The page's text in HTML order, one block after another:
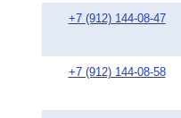
+7 (912) 144-08-47
+7 (912) 144-08-58